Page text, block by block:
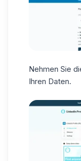
Nehmen Sie
Ihren Daten.